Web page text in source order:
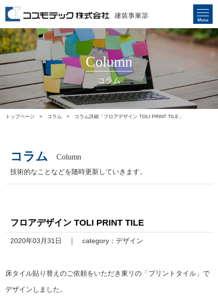
Column
コラム
トップページ コラム コラム詳細「フロアデザイン TOLI PRINT TILE」
コラム Column
技術的なことなどを随時更新していきます。
フロアデザイン TOLI PRINT TILE
2020年03月31日 category：デザイン
床タイル貼り替えのご依頼をいただき東リの「プリントタイル」で
デザインしました。